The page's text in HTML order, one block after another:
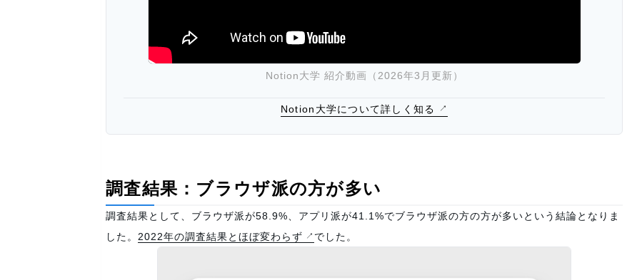
Notion大学 紹介動画（2026年3月更新）
Notion大学について詳しく知る
調査結果：ブラウザ派の方が多い
調査結果として、ブラウザ派が58.9%、アプリ派が41.1%でブラウザ派の方の方が多いという結論となりま
した。 2022年の調査結果とほぼ変わらず でした。